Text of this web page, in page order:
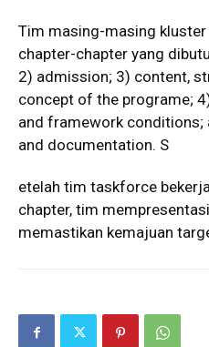
Tim masing-masing
chapter-chapter yang
2) admission; 3) content,
concept of the programe;
and framework conditions;
and documentation. S
etelah tim taskforce
chapter, tim
memastikan kemajuan